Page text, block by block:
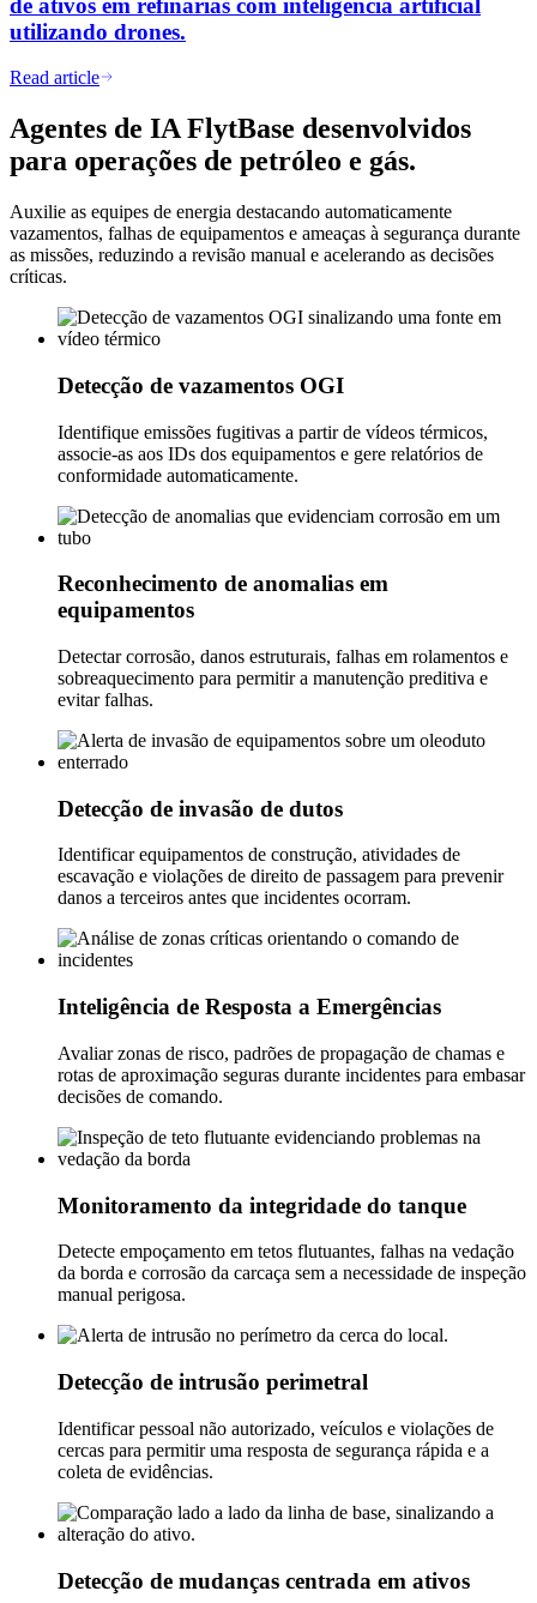
utilizando drones.
Read article
Agentes de IA FlytBase desenvolvidos
para operações de petróleo e gás.
Auxilie as equipes de energia destacando automaticamente
vazamentos, falhas de equipamentos e ameaças à segurança durante
as missões, reduzindo a revisão manual e acelerando as decisões
críticas.
Detecção de vazamentos OGI
Identifique emissões fugitivas a partir de vídeos térmicos,
associe-as aos IDs dos equipamentos e gere relatórios de
conformidade automaticamente.
Reconhecimento de anomalias em
equipamentos
Detectar corrosão, danos estruturais, falhas em rolamentos e
sobreaquecimento para permitir a manutenção preditiva e
evitar falhas.
Detecção de invasão de dutos
Identificar equipamentos de construção, atividades de
escavação e violações de direito de passagem para prevenir
danos a terceiros antes que incidentes ocorram.
Inteligência de Resposta a Emergências
Avaliar zonas de risco, padrões de propagação de chamas e
rotas de aproximação seguras durante incidentes para embasar
decisões de comando.
Monitoramento da integridade do tanque
Detecte empoçamento em tetos flutuantes, falhas na vedação
da borda e corrosão da carcaça sem a necessidade de inspeção
manual perigosa.
Detecção de intrusão perimetral
Identificar pessoal não autorizado, veículos e violações de
cercas para permitir uma resposta de segurança rápida e a
coleta de evidências.
Detecção de mudanças centrada em ativos